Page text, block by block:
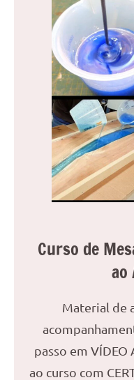
Curso de
ao
Material de
passo em VÍDEO
ao curso com